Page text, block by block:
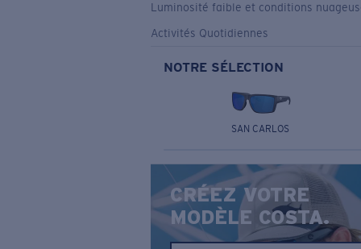
Luminosité faible et conditions
Activités Quotidiennes
NOTRE SÉLECTION
SAN CARLOS
CRÉEZ VOTRE
MODÈLE COSTA.